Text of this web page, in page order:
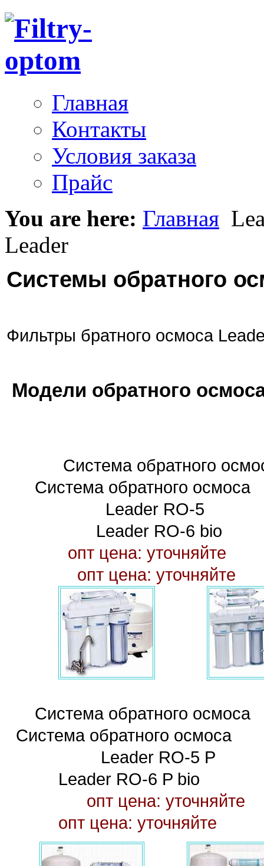
Главная
Контакты
Условия заказа
Прайс
You are here: Главная
Leader
Системы обратного
Фильтры братного осмоса
Модели обратного
Система обратного
Система обратного осмоса
Leader
Leader RO-6 bio
опт цена:
опт цена: уточняйте
Система обратного
Система обратного осмоса
Leader
Leader RO-6 P bio
опт цена:
опт цена: уточняйте